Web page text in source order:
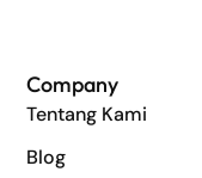
Company
Tentang Kami
Blog